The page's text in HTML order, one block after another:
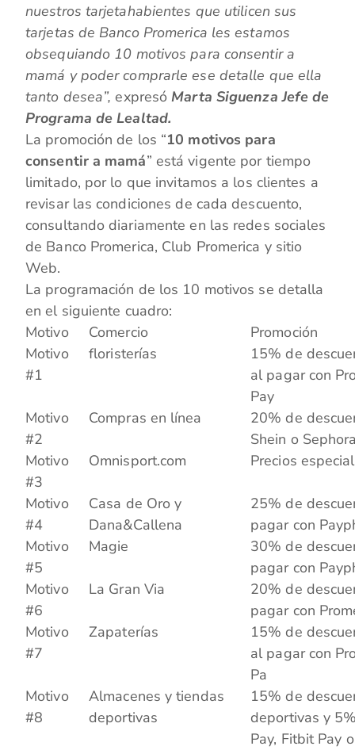
nuestros tarjetahabientes que utilicen sus
tarjetas de Banco Promerica les estamos
obsequiando 10 motivos para consentir a
mamá y poder comprarle ese detalle que ella
tanto desea”, expresó Marta Siguenza Jefe de
Programa de Lealtad.
La promoción de los “10 motivos para
consentir a mamá” está vigente por tiempo
limitado, por lo que invitamos a los clientes a
revisar las condiciones de cada descuento,
consultando diariamente en las redes sociales
de Banco Promerica, Club Promerica y sitio
Web.
La programación de los 10 motivos se detalla
en el siguiente cuadro:
Motivo
Comercio
Promoción
Motivo
#1
floristerías
15% de
al pagar con
Pay
Motivo
#2
Compras en línea
20% de
Shein o
Motivo
#3
Omnisport.com Precios
Motivo
#4
Casa de Oro y
Dana&Callena
25% de
pagar con
Motivo
#5
Magie
30% de
pagar con
Motivo
#6
La Gran Via
20% de
pagar con
Motivo
#7
Zapaterías
15% de
al pagar con
Pa
Motivo
#8
Almacenes y tiendas
deportivas
15% de
deportivas y
Pay, Fitbit Pay